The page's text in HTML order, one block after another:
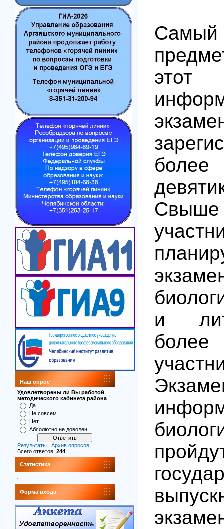
Наш опрос
Удовлетворены ли Вы работой
методического кабинета района
Да
Не совсем
Нет
Абсолютно не доволен
Результаты
Архив опросов
Всего ответов: 244
Статистика
Форма входа
Самый
и